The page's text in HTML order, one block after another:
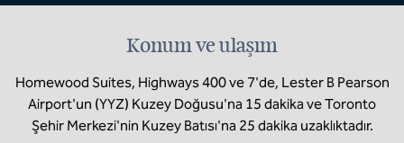
Konum ve ulaşım
Homewood Suites, Highways 400 ve 7'de, Lester B Pearson
Airport'un (YYZ) Kuzey Doğusu'na 15 dakika ve Toronto
Şehir Merkezi'nin Kuzey Batısı'na 25 dakika uzaklıktadır.